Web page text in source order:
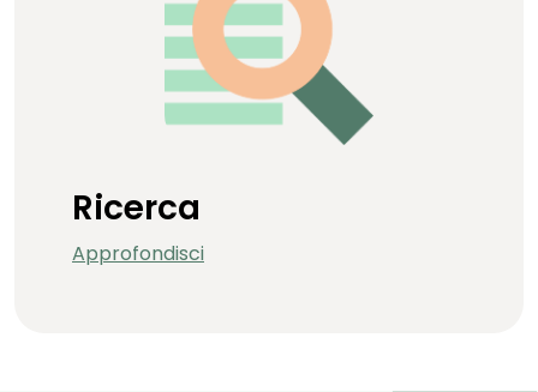
Ricerca
Approfondisci